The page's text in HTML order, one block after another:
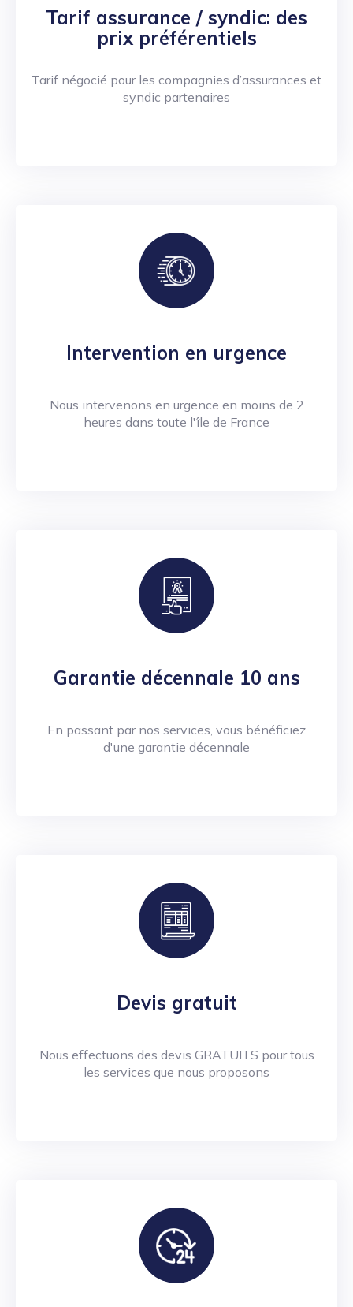
Tarif assurance / syndic: des
prix préférentiels
Tarif négocié pour les compagnies d’assurances et
syndic partenaires
Intervention en urgence
Nous intervenons en urgence en moins de 2
heures dans toute l'île de France
Garantie décennale 10 ans
En passant par nos services, vous bénéficiez
d'une garantie décennale
Devis gratuit
Nous effectuons des devis GRATUITS pour tous
les services que nous proposons